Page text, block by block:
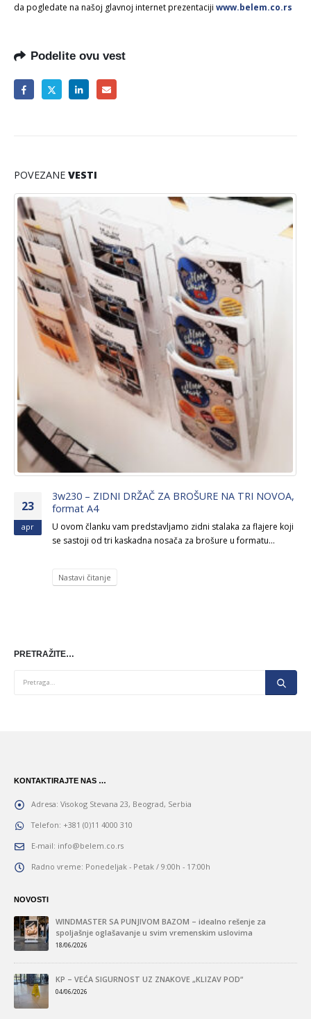
da pogledate na našoj glavnoj internet prezentaciji www.belem.co.rs
Podelite ovu vest
POVEZANE VESTI
23
apr
3w230 – ZIDNI DRŽAČ ZA BROŠURE NA TRI NOVOA,
format A4
U ovom članku vam predstavljamo zidni stalaka za flajere koji
se sastoji od tri kaskadna nosača za brošure u formatu...
Nastavi čitanje
PRETRAŽITE…
KONTAKTIRAJTE NAS …
Adresa: Visokog Stevana 23, Beograd, Serbia
Telefon: +381 (0)11 4000 310
E-mail: info@belem.co.rs
Radno vreme: Ponedeljak - Petak / 9:00h - 17:00h
NOVOSTI
WINDMASTER SA PUNJIVOM BAZOM – idealno rešenje za
spoljašnje oglašavanje u svim vremenskim uslovima
18/06/2026
KP – VEĆA SIGURNOST UZ ZNAKOVE „KLIZAV POD“
04/06/2026